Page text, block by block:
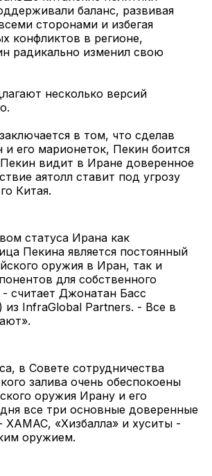
баланс, развивая
сторонами и избегая
конфликтов в регионе,
радикально изменил свою
несколько версий
в том, что сделав
и его марионеток, Пекин боится
видит в Иране доверенное
аятолл ставит под угрозу
Китая.
статуса Ирана как
Пекина является постоянный
оружия в Иран, так и
для собственного
считает Джонатан Басс
из InfraGlobal Partners. - Все в
в Совете сотрудничества
залива очень обеспокоены
оружия Ирану и его
все три основные доверенные
ХАМАС, «Хизбалла» и хуситы -
оружием.